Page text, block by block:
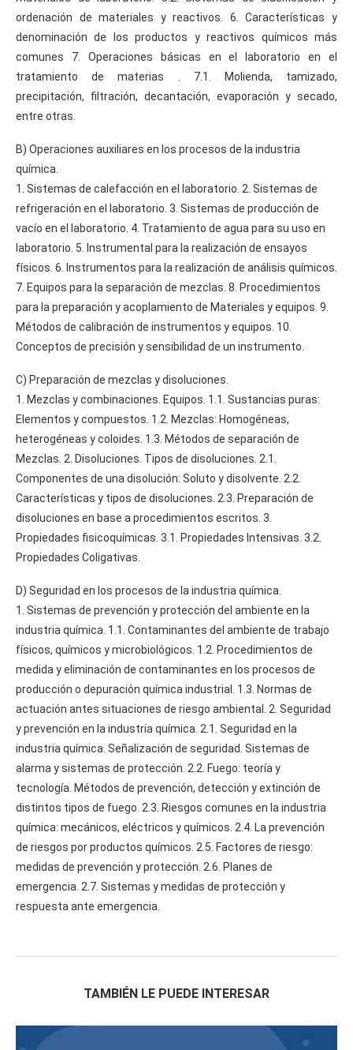
ordenación de materiales y reactivos. 6. Características y
denominación de los productos y reactivos químicos más
comunes 7. Operaciones básicas en el laboratorio en el
tratamiento de materias . 7.1. Molienda, tamizado,
precipitación, filtración, decantación, evaporación y secado,
entre otras.
B) Operaciones auxiliares en los procesos de la industria
química.
1. Sistemas de calefacción en el laboratorio. 2. Sistemas de
refrigeración en el laboratorio. 3. Sistemas de producción de
vacío en el laboratorio. 4. Tratamiento de agua para su uso en
laboratorio. 5. Instrumental para la realización de ensayos
físicos. 6. Instrumentos para la realización de análisis químicos.
7. Equipos para la separación de mezclas. 8. Procedimientos
para la preparación y acoplamiento de Materiales y equipos. 9.
Métodos de calibración de instrumentos y equipos. 10.
Conceptos de precisión y sensibilidad de un instrumento.
C) Preparación de mezclas y disoluciones.
1. Mezclas y combinaciones. Equipos. 1.1. Sustancias puras:
Elementos y compuestos. 1.2. Mezclas: Homogéneas,
heterogéneas y coloides. 1.3. Métodos de separación de
Mezclas. 2. Disoluciones. Tipos de disoluciones. 2.1.
Componentes de una disolución: Soluto y disolvente. 2.2.
Características y tipos de disoluciones. 2.3. Preparación de
disoluciones en base a procedimientos escritos. 3.
Propiedades fisicoquímicas. 3.1. Propiedades Intensivas. 3.2.
Propiedades Coligativas.
D) Seguridad en los procesos de la industria química.
1. Sistemas de prevención y protección del ambiente en la
industria química. 1.1. Contaminantes del ambiente de trabajo
físicos, químicos y microbiológicos. 1.2. Procedimientos de
medida y eliminación de contaminantes en los procesos de
producción o depuración química industrial. 1.3. Normas de
actuación antes situaciones de riesgo ambiental. 2. Seguridad
y prevención en la industria química. 2.1. Seguridad en la
industria química. Señalización de seguridad. Sistemas de
alarma y sistemas de protección. 2.2. Fuego: teoría y
tecnología. Métodos de prevención, detección y extinción de
distintos tipos de fuego. 2.3. Riesgos comunes en la industria
química: mecánicos, eléctricos y químicos. 2.4. La prevención
de riesgos por productos químicos. 2.5. Factores de riesgo:
medidas de prevención y protección. 2.6. Planes de
emergencia. 2.7. Sistemas y medidas de protección y
respuesta ante emergencia.
TAMBIÉN LE PUEDE INTERESAR